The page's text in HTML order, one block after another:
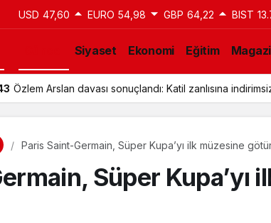
USD 47,60 EURO 54,98 GBP 64,22 BIST
Siyaset Ekonomi Eğitim
Özlem Arslan davası sonuçlandı: Katil zanlısına
Paris Saint-Germain, Süper Kupa’yı ilk müzesine
Süper Kupa’yı